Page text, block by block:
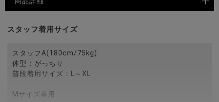
スタッフ着用サイズ
スタッフA(180cm/75kg)
体型：がっちり
普段着用サイズ：L～XL
Mサイズ着用